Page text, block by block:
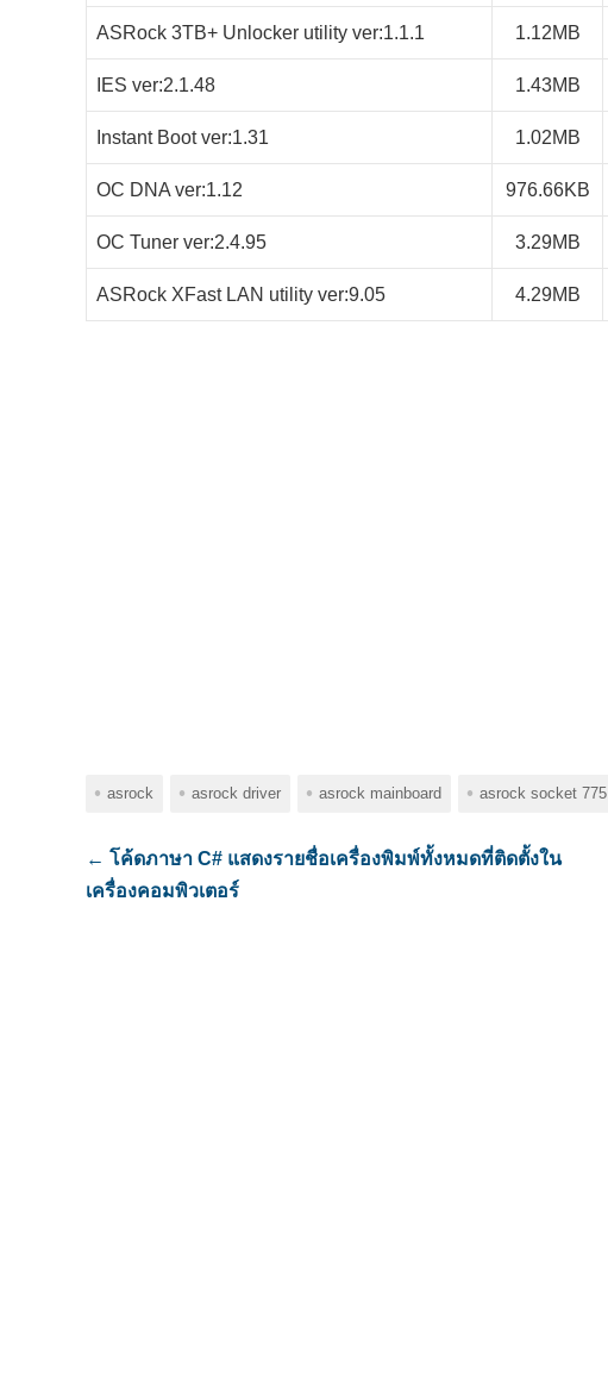
ASRock 3TB+ Unlocker utility ver:1.1.1 1.12MB
IES ver:2.1.48 1.43MB
Instant Boot ver:1.31 1.02MB
OC DNA ver:1.12 976.66KB
OC Tuner ver:2.4.95 3.29MB
ASRock XFast LAN utility ver:9.05 4.29MB
asrock asrock driver asrock mainboard asrock socket 775
← โค้ดภาษา C# แสดงรายชื่อเครื่องพิมพ์ทั้งหมดที่ติดตั้งใน
เครื่องคอมพิวเตอร์